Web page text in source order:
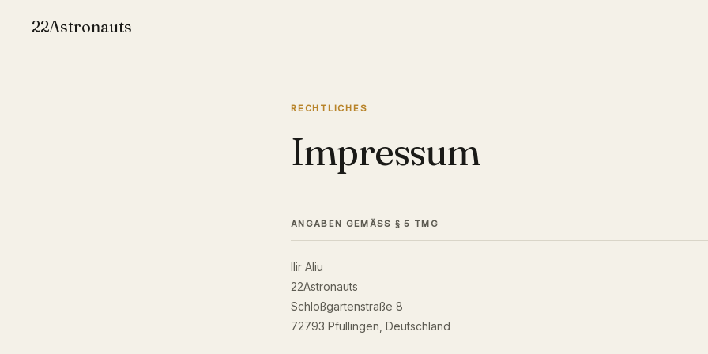
22Astronauts
RECHTLICHES
Impressum
ANGABEN GEMÄSS § 5 TMG
Ilir Aliu
22Astronauts
Schloßgartenstraße 8
72793 Pfullingen, Deutschland